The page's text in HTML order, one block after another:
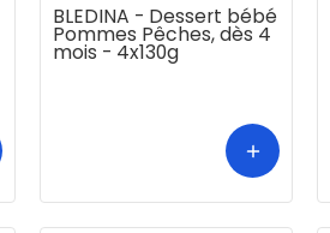
BLEDINA - Dessert bébé
Pommes Pêches, dès 4
mois - 4x130g